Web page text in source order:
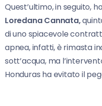
Quest’ultimo, in seguito,
Loredana Cannata,
di uno spiacevole
apnea, infatti, è rimasta
sott’acqua, ma
Honduras ha evitato il